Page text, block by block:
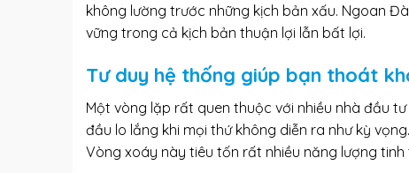
không lường trước những kịch bản xấu. Ngoan
vững trong cả kịch bản thuận lợi lẫn bất lợi.
Tư duy hệ thống giúp bạn thoát
Một vòng lặp rất quen thuộc với nhiều nhà đầu
đầu lo lắng khi mọi thứ không diễn ra như kỳ
Vòng xoáy này tiêu tốn rất nhiều năng lượng tinh